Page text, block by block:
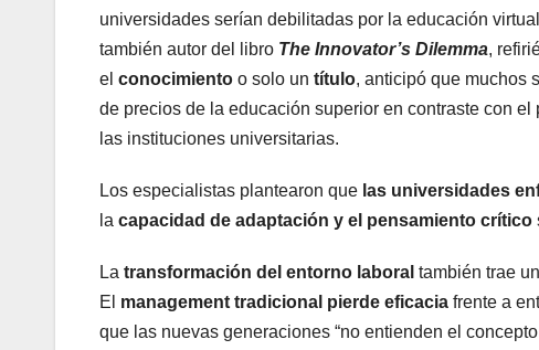
universidades serían debilitadas por la educación
también autor del libro The Innovator’s Dilemma,
el conocimiento o solo un título, anticipó que muchos
de precios de la educación superior en contraste con
las instituciones universitarias.
Los especialistas plantearon que las universidades
la capacidad de adaptación y el pensamiento crítico
La transformación del entorno laboral también trae
El management tradicional pierde eficacia frente a
que las nuevas generaciones “no entienden el